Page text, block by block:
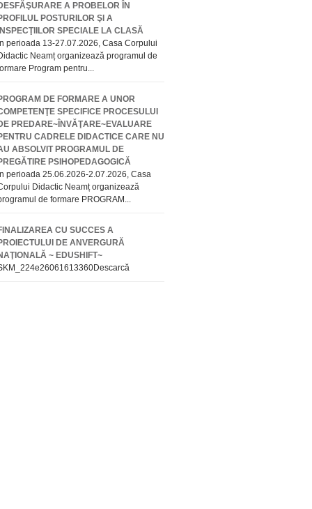
A PROBELOR ÎN
POSTURILOR ŞI A
INSPECŢIILOR SPECIALE LA CLASĂ
În perioada 13-27.07.2026, Casa Corpului
Neamț organizează programul de
Program pentru...
DE FORMARE A UNOR
SPECIFICE PROCESULUI
PREDARE~ÎNVĂŢARE~EVALUARE
CADRELE DIDACTICE CARE NU
ABSOLVIT PROGRAMUL DE
PSIHOPEDAGOGICĂ
În perioada 25.06.2026-2.07.2026, Casa
Didactic Neamț organizează
de formare PROGRAM...
CU SUCCES A
DE ANVERGURĂ
~ EDUSHIFT~